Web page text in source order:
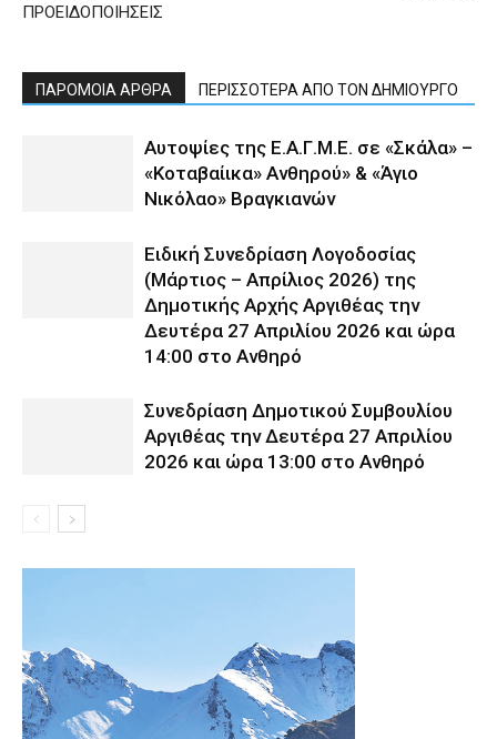
ΠΡΟΕΙΔΟΠΟΙΗΣΕΙΣ
ΠΑΡΟΜΟΙΑ ΑΡΘΡΑ ΠΕΡΙΣΣΟΤΕΡΑ ΑΠΟ ΤΟΝ ΔΗΜΙΟΥΡΓΟ
Αυτοψίες της Ε.Α.Γ.Μ.Ε. σε «Σκάλα» –
«Κοταβαίικα» Ανθηρού» & «Άγιο
Νικόλαο» Βραγκιανών
Ειδική Συνεδρίαση Λογοδοσίας
(Μάρτιος – Απρίλιος 2026) της
Δημοτικής Αρχής Αργιθέας την
Δευτέρα 27 Απριλίου 2026 και ώρα
14:00 στο Ανθηρό
Συνεδρίαση Δημοτικού Συμβουλίου
Αργιθέας την Δευτέρα 27 Απριλίου
2026 και ώρα 13:00 στο Ανθηρό